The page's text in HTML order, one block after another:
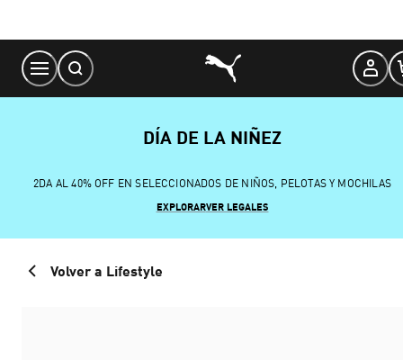
Content
DÍA DE LA NIÑEZ
2DA AL 40% OFF EN SELECCIONADOS DE NIÑOS, PELOTAS Y MOCHILAS
EXPLORARVER LEGALES
Volver a Lifestyle